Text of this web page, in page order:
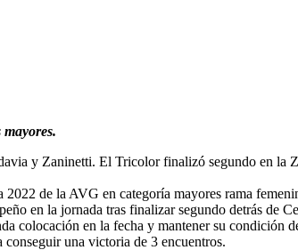
y Zaninetti. El Tricolor finalizó segundo en la
de la AVG en categoría mayores rama
en la jornada tras finalizar segundo detrás de
colocación en la fecha y mantener su condición
una victoria de 3 encuentros.